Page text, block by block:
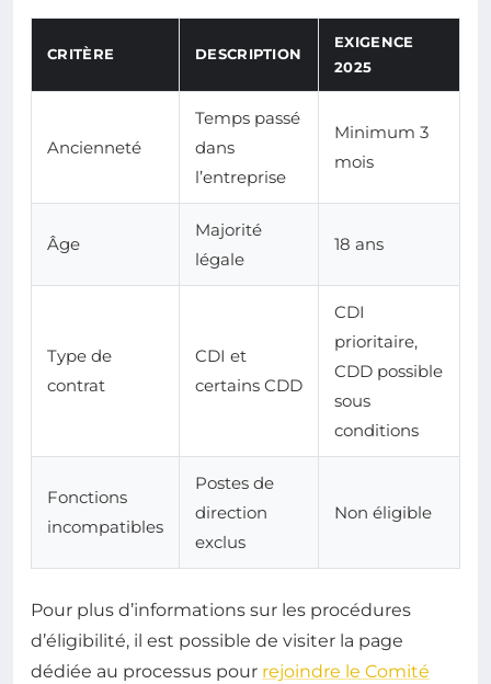
CRITÈRE DESCRIPTION
EXIGENCE
2025
Ancienneté
Temps passé
dans
l’entreprise
Minimum 3
mois
Âge
Majorité
légale
18 ans
Type de
contrat
CDI et
certains CDD
CDI
prioritaire,
CDD possible
sous
conditions
Fonctions
incompatibles
Postes de
direction
exclus
Non éligible
Pour plus d’informations sur les procédures
d’éligibilité, il est possible de visiter la page
dédiée au processus pour rejoindre le Comité